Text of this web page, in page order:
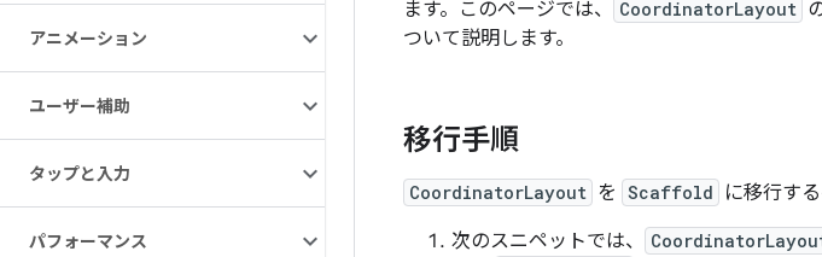
アニメーション
ユーザー補助
タップと入力
パフォーマンス
ます。このページでは、
CoordinatorLayout
ついて説明します。
移行手順
CoordinatorLayout を Scaffold
に移行す
次のスニペットでは、